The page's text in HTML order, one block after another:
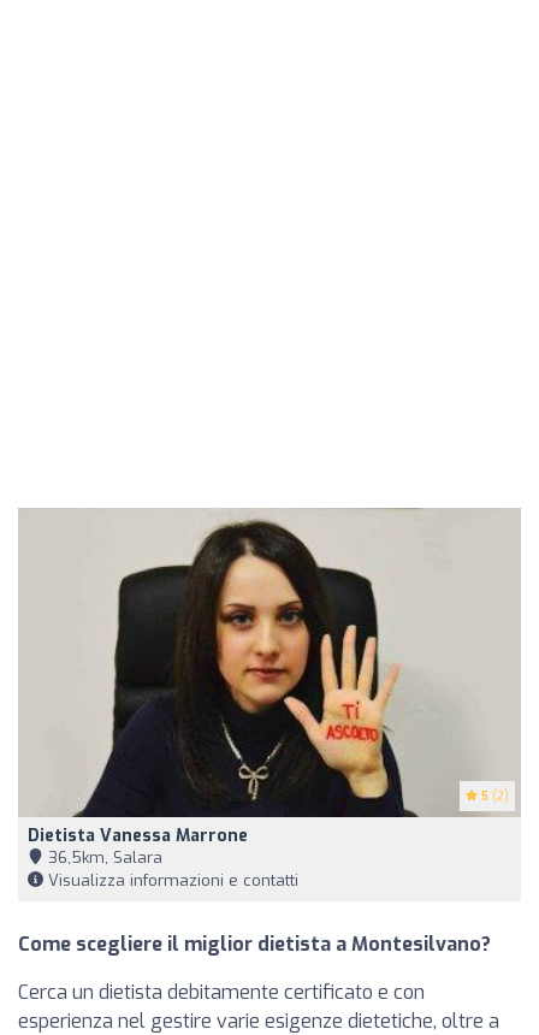
5 (2)
Dietista Vanessa Marrone
36,5km, Salara
Visualizza informazioni e contatti
Come scegliere il miglior dietista a Montesilvano?
Cerca un dietista debitamente certificato e con
esperienza nel gestire varie esigenze dietetiche, oltre a